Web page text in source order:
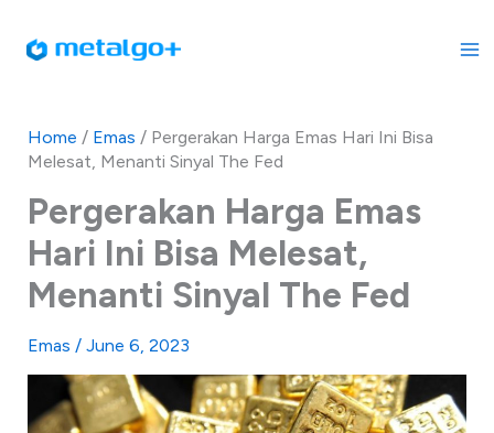
Home / Emas / Pergerakan Harga Emas Hari Ini Bisa
Melesat, Menanti Sinyal The Fed
Pergerakan Harga Emas
Hari Ini Bisa Melesat,
Menanti Sinyal The Fed
Emas / June 6, 2023